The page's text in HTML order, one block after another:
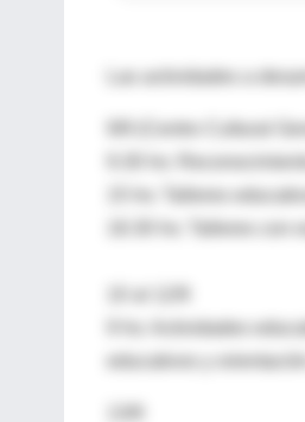
Las actividades a
9/9 (Centro Cultural
9.30 hs:
15 hs: Talleres
educativos y